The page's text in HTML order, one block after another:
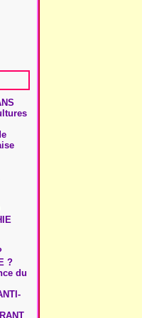
?
du